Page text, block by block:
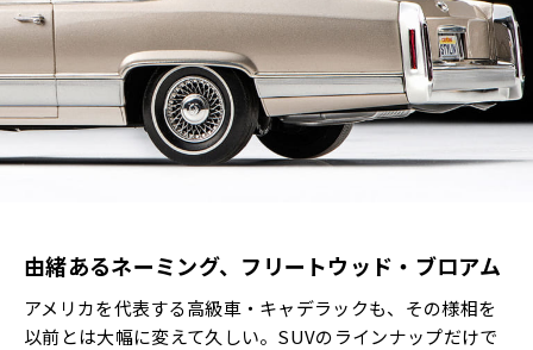
由緒あるネーミング、フリートウッド・ブロアム
アメリカを代表する高級車・キャデラックも、その様相を
以前とは大幅に変えて久しい。SUVのラインナップだけで